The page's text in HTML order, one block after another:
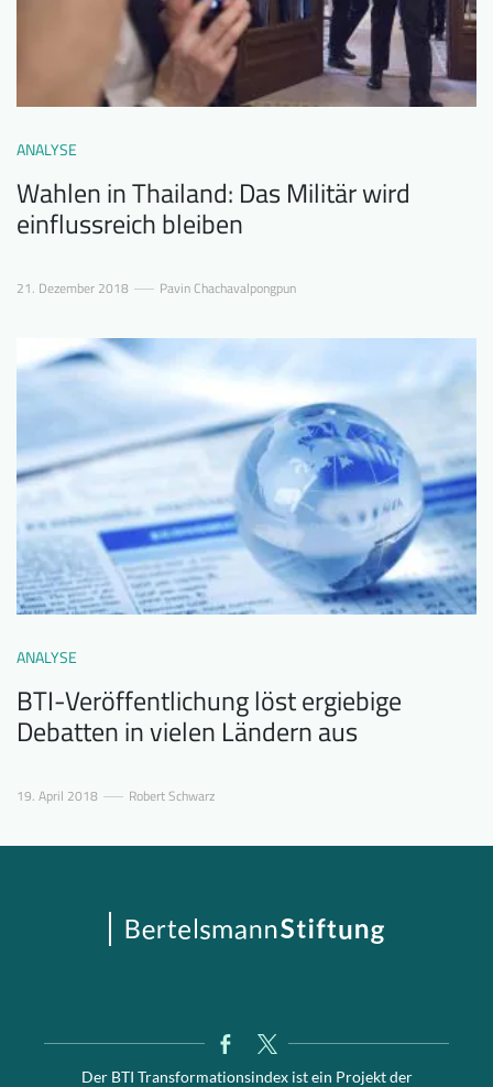
ANALYSE
Wahlen in Thailand: Das Militär wird
einflussreich bleiben
21. Dezember 2018 Pavin Chachavalpongpun
ANALYSE
BTI-Veröffentlichung löst ergiebige
Debatten in vielen Ländern aus
19. April 2018 Robert Schwarz
Der BTI Transformationsindex ist ein Projekt der